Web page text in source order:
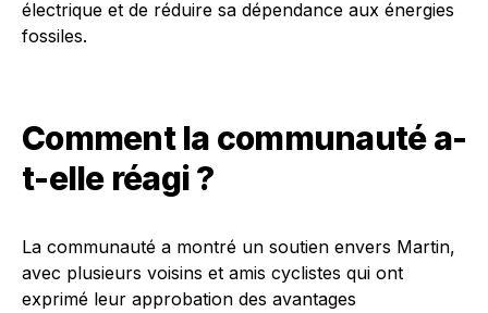
électrique et de réduire sa dépendance aux énergies
fossiles.
Comment la communauté a-
t-elle réagi ?
La communauté a montré un soutien envers Martin,
avec plusieurs voisins et amis cyclistes qui ont
exprimé leur approbation des avantages